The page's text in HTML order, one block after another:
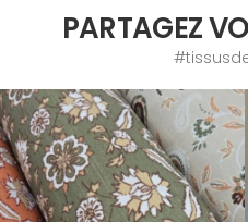
PARTAGEZ